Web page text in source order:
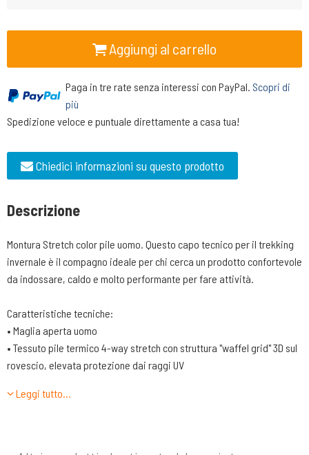
Aggiungi al carrello
Paga in tre rate senza interessi con PayPal. Scopri di
più
Spedizione veloce e puntuale direttamente a casa tua!
Chiedici informazioni su questo prodotto
Descrizione
Montura Stretch color pile uomo. Questo capo tecnico per il trekking
invernale è il compagno ideale per chi cerca un prodotto confortevole
da indossare, caldo e molto performante per fare attività.
Caratteristiche tecniche:
• Maglia aperta uomo
• Tessuto pile termico 4-way stretch con struttura "waffel grid" 3D sul
rovescio, elevata protezione dai raggi UV
• Parzialmente foderato in tessuto rete
• Fondo rifinito con elastico
Leggi tutto…